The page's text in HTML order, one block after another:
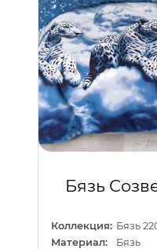
Бязь
Коллекция: Бязь
Материал:
Бязь